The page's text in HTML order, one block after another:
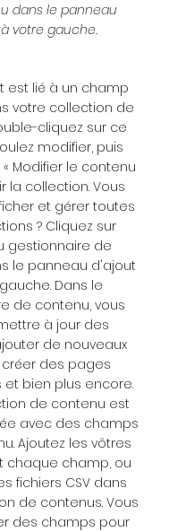
dans le panneau
votre gauche.
est lié à un champ
votre collection de
cliquez sur ce
modifier, puis
Modifier le contenu
la collection. Vous
et gérer toutes
? Cliquez sur
gestionnaire de
le panneau d'ajout
Dans le
de contenu, vous
à jour des
de nouveaux
des pages
bien plus encore.
de contenu est
avec des champs
Ajoutez les vôtres
chaque champ, ou
fichiers CSV dans
de contenus. Vous
des champs pour